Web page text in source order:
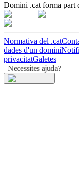
Domini .cat forma part
Normativa del .cat
dades d'un domini
privacitatGaletes
Necessites ajuda?